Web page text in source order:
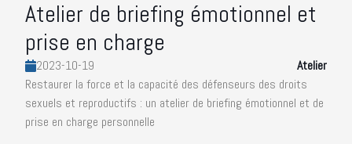
Technologie
Plaidoyer et
Autonomisation
Santé
Mentale
prise
charge
Formation
sur
les
techniques
Atelier de briefing émotionnel et
prise en charge
2023-10-19
Atelier
Restaurer la force et la capacité des défenseurs des droits
sexuels et reproductifs : un atelier de briefing émotionnel et de
prise en charge personnelle